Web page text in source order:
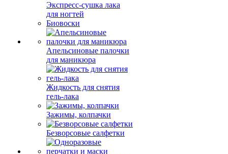
Экспресс-сушка лака
для ногтей
Биовоски
Апельсиновые палочки
для маникюра
Жидкость для снятия
гель-лака
Зажимы, колпачки
Безворсовые салфетки